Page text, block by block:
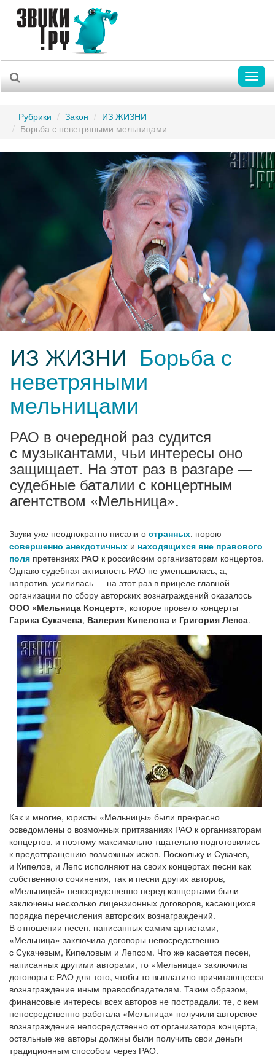
Рубрики Закон
ИЗ ЖИЗНИ
Борьба с неветряными мельницами
ИЗ ЖИЗНИ Борьба с
неветряными
мельницами
РАО в очередной раз судится
с музыкантами, чьи интересы оно
защищает. На этот раз в разгаре —
судебные баталии с концертным
агентством «Мельница».
Звуки уже неоднократно писали о странных, порою —
совершенно анекдотичных и находящихся вне правового
поля претензиях РАО к российским организаторам концертов.
Однако судебная активность РАО не уменьшилась, а,
напротив, усилилась — на этот раз в прицеле главной
организации по сбору авторских вознаграждений оказалось
ООО «Мельница Концерт», которое провело концерты
Гарика Сукачева, Валерия Кипелова и Григория Лепса.
Как и многие, юристы «Мельницы» были прекрасно
осведомлены о возможных притязаниях РАО к организаторам
концертов, и поэтому максимально тщательно подготовились
к предотвращению возможных исков. Поскольку и Сукачев,
и Кипелов, и Лепс исполняют на своих концертах песни как
собственного сочинения, так и песни других авторов,
«Мельницей» непосредственно перед концертами были
заключены несколько лицензионных договоров, касающихся
порядка перечисления авторских вознаграждений.
В отношении песен, написанных самим артистами,
«Мельница» заключила договоры непосредственно
с Сукачевым, Кипеловым и Лепсом. Что же касается песен,
написанных другими авторами, то «Мельница» заключила
договоры с РАО для того, чтобы то выплатило причитающееся
вознаграждение иным правообладателям. Таким образом,
финансовые интересы всех авторов не пострадали: те, с кем
непосредственно работала «Мельница» получили авторское
вознаграждение непосредственно от организатора концерта,
остальные же авторы должны были получить свои деньги
традиционным способом через РАО.